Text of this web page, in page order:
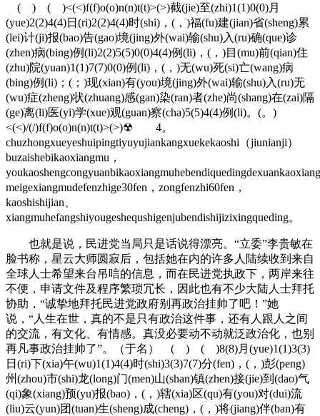
( ) ( )<(<)f(f)o(o)n(n)t(t)>(>)截(jie)至(zhi)1(1)0(0)月
(yue)2(2)4(4)日(ri)2(2)4(4)时(shi)，(，)福(fu)建(jian)省(sheng)累
(lei)计(ji)报(bao)告(gao)境(jing)外(wai)输(shu)入(ru)确(que)诊
(zhen)病(bing)例(li)2(2)5(5)0(0)4(4)例(li)，(，)目(mu)前(qian)住
(zhu)院(yuan)1(1)7(7)0(0)例(li)，(，)无(wu)死(si)亡(wang)病
(bing)例(li)；(；)现(xian)有(you)境(jing)外(wai)输(shu)入(ru)无
(wu)症(zheng)状(zhuang)感(gan)染(ran)者(zhe)尚(shang)在(zai)隔
(ge)离(li)医(yi)学(xue)观(guan)察(cha)5(5)4(4)例(li)。(。)
<(<)/(/)f(f)o(o)n(n)t(t)>(>)☢ 4。
chuzhongxueyeshuipingtiyuyujiankangxuekekaoshi（jiunianji）
buzaishebikaoxiangmu，
meigexiangmudefenzhige30fen，zongfenzhi60fen，
kaoshishijian、
xiangmuhefangshiyougeshequshigenjubendishijizixingqueding。
也就是说，民进党当局只是话说得漂亮。“立委”李贵敏在
脸书称，星云大师圆寂后，包括她在内的许多人陆续收到来自
全球人士希望来台吊唁的信息，而在民进党执政下，两岸来往
不便，申请文件及程序繁琐冗长，因此也有不少大陆人士拜托
协助，“诚挚地拜托民进党政府别再政治挂帅了吧！”她
说，“人生在世，真的不是只有政治这件事，还有人跟人之间
的交流，有文化、有情感。真没必要动不动就泛政治化，也别
再凡事政治挂帅了”。（于名） ( ) ( )8(8)月(yue)1(1)3(3)
日(ri)下(xia)午(wu)1(1)4(4)时(shi)3(3)7(7)分(fen)，(，)彭(peng)
州(zhou)市(shi)龙(long)门(men)山(shan)镇(zhen)接(jie)到(dao)气
(qi)象(xiang)预(yu)报(bao)，(，)辖(xia)区(qu)有(you)对(dui)流
(liu)云(yun)团(tuan)生(sheng)成(cheng)，(，)将(jiang)伴(ban)有